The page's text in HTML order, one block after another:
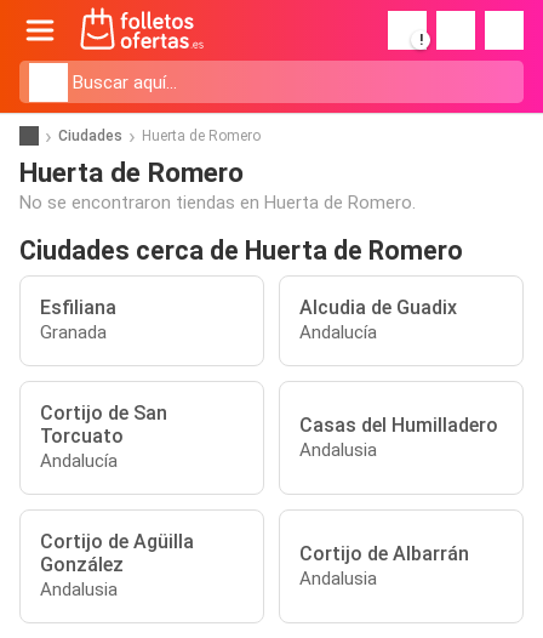
!
Ciudades Huerta de Romero
Huerta de Romero
No se encontraron tiendas en Huerta de Romero.
Ciudades cerca de Huerta de Romero
Esfiliana
Granada
Alcudia de Guadix
Andalucía
Cortijo de San
Torcuato
Andalucía
Casas del Humilladero
Andalusia
Cortijo de Agüilla
González
Andalusia
Cortijo de Albarrán
Andalusia